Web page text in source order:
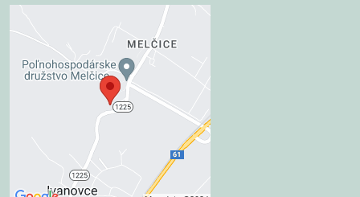
Externý obsah je
blokovaný Voľbami
súkromia
Prajete si načítať externý obsah?
Povoliť tentokrát
Povoliť a zapamätať -